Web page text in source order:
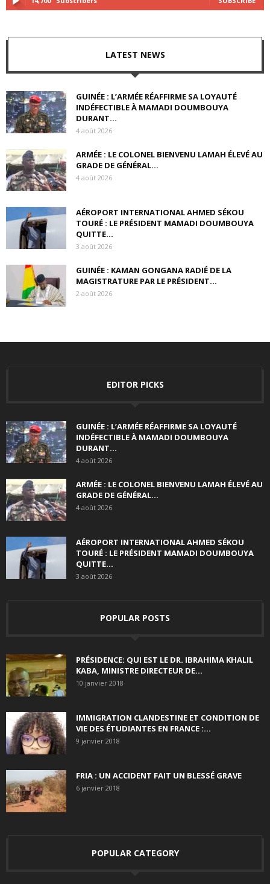
LATEST NEWS
GUINÉE : L’ARMÉE RÉAFFIRME SA LOYAUTÉ
INDÉFECTIBLE À MAMADI DOUMBOUYA
DURANT...
4 août 2026
ARMÉE : LE COLONEL BIENVENU LAMAH ÉLEVÉ AU
GRADE DE GÉNÉRAL...
4 août 2026
AÉROPORT INTERNATIONAL AHMED SÉKOU
TOURÉ : LE PRÉSIDENT MAMADI DOUMBOUYA
QUITTE...
3 août 2026
GUINÉE : KAMAN GONGANA RADIÉ DE LA
MAGISTRATURE PAR LE PRÉSIDENT...
2 août 2026
EDITOR PICKS
GUINÉE : L’ARMÉE RÉAFFIRME SA LOYAUTÉ
INDÉFECTIBLE À MAMADI DOUMBOUYA
DURANT...
4 août 2026
ARMÉE : LE COLONEL BIENVENU LAMAH ÉLEVÉ AU
GRADE DE GÉNÉRAL...
4 août 2026
AÉROPORT INTERNATIONAL AHMED SÉKOU
TOURÉ : LE PRÉSIDENT MAMADI DOUMBOUYA
QUITTE...
3 août 2026
POPULAR POSTS
PRÉSIDENCE: QUI EST LE DR. IBRAHIMA KHALIL
KABA, MINISTRE DIRECTEUR DE...
10 janvier 2018
IMMIGRATION CLANDESTINE ET CONDITION DE
VIE DES ÉTUDIANTES EN FRANCE :...
9 janvier 2018
FRIA : UN ACCIDENT FAIT UN BLESSÉ GRAVE
6 janvier 2018
POPULAR CATEGORY